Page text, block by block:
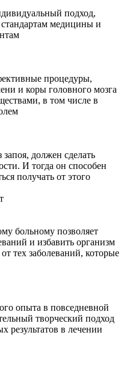
подход,
медицины и
процедуры,
и коры головного мозга
в том числе в
должен сделать
И тогда он способен
получать от этого
больному позволяет
и избавить организм
тех заболеваний, которые
опыта в повседневной
творческий подход
результатов в лечении